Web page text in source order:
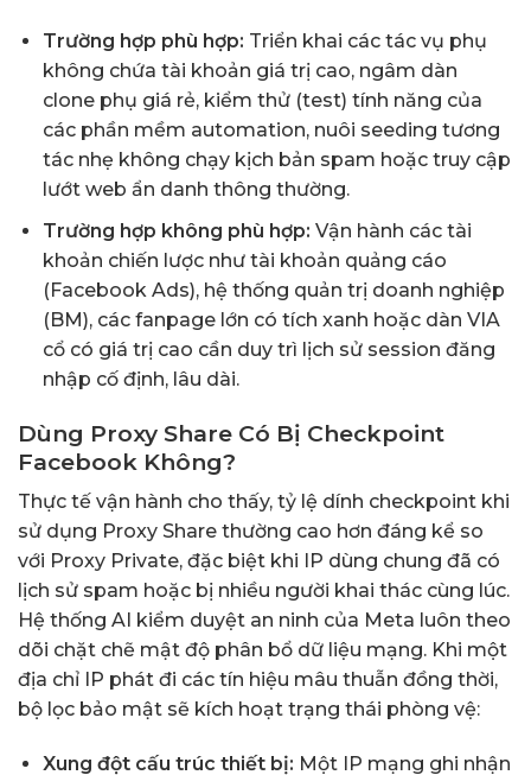
Trường hợp phù hợp: Triển khai các tác vụ phụ
không chứa tài khoản giá trị cao, ngâm dàn
clone phụ giá rẻ, kiểm thử (test) tính năng của
các phần mềm automation, nuôi seeding tương
tác nhẹ không chạy kịch bản spam hoặc truy cập
lướt web ẩn danh thông thường.
Trường hợp không phù hợp: Vận hành các tài
khoản chiến lược như tài khoản quảng cáo
(Facebook Ads), hệ thống quản trị doanh nghiệp
(BM), các fanpage lớn có tích xanh hoặc dàn VIA
cổ có giá trị cao cần duy trì lịch sử session đăng
nhập cố định, lâu dài.
Dùng Proxy Share Có Bị Checkpoint
Facebook Không?
Thực tế vận hành cho thấy, tỷ lệ dính checkpoint khi
sử dụng Proxy Share thường cao hơn đáng kể so
với Proxy Private, đặc biệt khi IP dùng chung đã có
lịch sử spam hoặc bị nhiều người khai thác cùng lúc.
Hệ thống AI kiểm duyệt an ninh của Meta luôn theo
dõi chặt chẽ mật độ phân bổ dữ liệu mạng. Khi một
địa chỉ IP phát đi các tín hiệu mâu thuẫn đồng thời,
bộ lọc bảo mật sẽ kích hoạt trạng thái phòng vệ:
Xung đột cấu trúc thiết bị: Một IP mạng ghi nhận